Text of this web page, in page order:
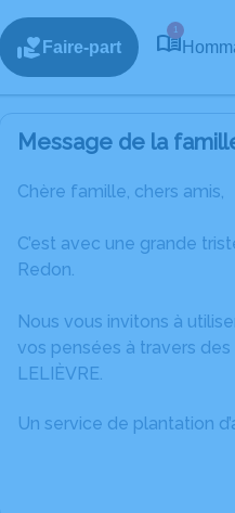
Faire-part
1
Message de la
Chère famille, chers amis,
C’est avec une grande
Redon.
Nous vous invitons à
vos pensées à travers
LELIÈVRE.
Un service de plantation